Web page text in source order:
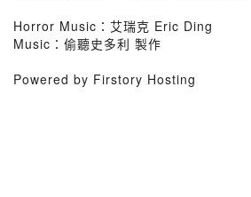
Horror Music：艾瑞克 Eric Ding
Music：偷聽史多利 製作
Powered by Firstory Hosting